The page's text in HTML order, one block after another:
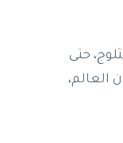
حتى
العالم،